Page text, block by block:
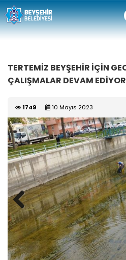
TERTEMİZ BEYŞEHİR İÇİN
ÇALIŞMALAR DEVAM EDİYOR
1749 10 Mayıs 2023
Previous